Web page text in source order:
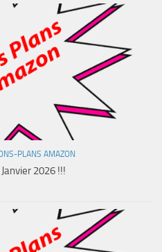
PLANS AMAZON
2026 !!!